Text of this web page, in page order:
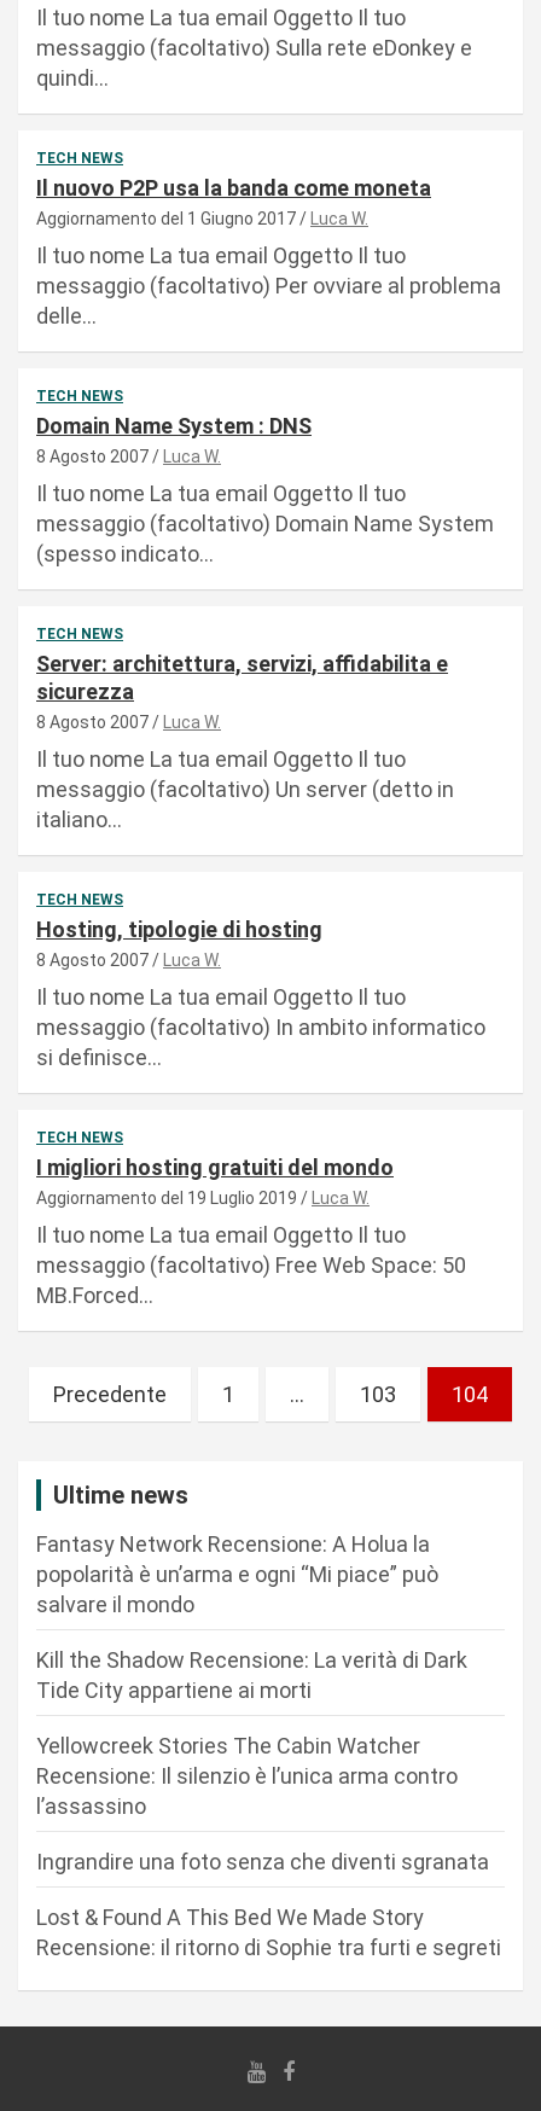
Il tuo nome La tua email Oggetto Il tuo
messaggio (facoltativo) Sulla rete eDonkey e
quindi…
TECH NEWS
Il nuovo P2P usa la banda come moneta
Aggiornamento del 1 Giugno 2017 Luca W.
Il tuo nome La tua email Oggetto Il tuo
messaggio (facoltativo) Per ovviare al problema
delle…
TECH NEWS
Domain Name System : DNS
8 Agosto 2007 Luca W.
Il tuo nome La tua email Oggetto Il tuo
messaggio (facoltativo) Domain Name System
(spesso indicato…
TECH NEWS
Server: architettura, servizi, affidabilita e
sicurezza
8 Agosto 2007 Luca W.
Il tuo nome La tua email Oggetto Il tuo
messaggio (facoltativo) Un server (detto in
italiano…
TECH NEWS
Hosting, tipologie di hosting
8 Agosto 2007 Luca W.
Il tuo nome La tua email Oggetto Il tuo
messaggio (facoltativo) In ambito informatico
si definisce…
TECH NEWS
I migliori hosting gratuiti del mondo
Aggiornamento del 19 Luglio 2019 Luca W.
Il tuo nome La tua email Oggetto Il tuo
messaggio (facoltativo) Free Web Space: 50
MB.Forced…
a
Precedente 1 … 103 104
Ultime news
Fantasy Network Recensione: A Holua la
popolarità è un’arma e ogni “Mi piace” può
salvare il mondo
Kill the Shadow Recensione: La verità di Dark
Tide City appartiene ai morti
Yellowcreek Stories The Cabin Watcher
Recensione: Il silenzio è l’unica arma contro
l’assassino
Ingrandire una foto senza che diventi sgranata
Lost & Found A This Bed We Made Story
Recensione: il ritorno di Sophie tra furti e segreti